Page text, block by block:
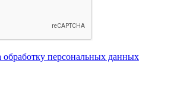
обработку персональных данных